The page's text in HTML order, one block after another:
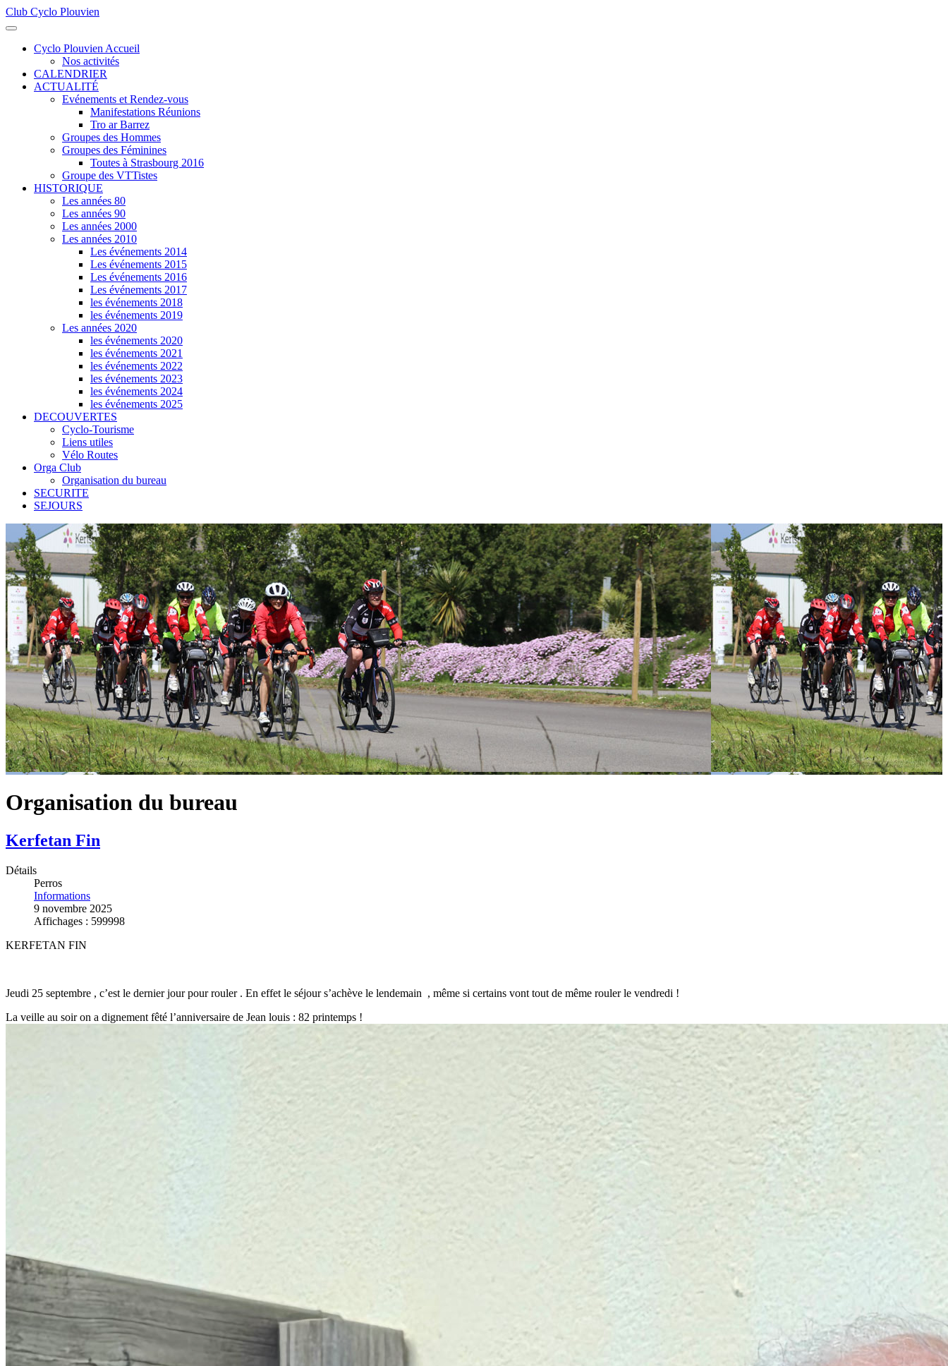
Club Cyclo Plouvien
Cyclo Plouvien Accueil
Nos activités
CALENDRIER
ACTUALITÉ
Evénements et Rendez-vous
Manifestations Réunions
Tro ar Barrez
Groupes des Hommes
Groupes des Féminines
Toutes à Strasbourg 2016
Groupe des VTTistes
HISTORIQUE
Les années 80
Les années 90
Les années 2000
Les années 2010
Les événements 2014
Les événements 2015
Les événements 2016
Les événements 2017
les événements 2018
les événements 2019
Les années 2020
les événements 2020
les événements 2021
les événements 2022
les événements 2023
les événements 2024
les événements 2025
DECOUVERTES
Cyclo-Tourisme
Liens utiles
Vélo Routes
Orga Club
Organisation du bureau
SECURITE
SEJOURS
Organisation du bureau
Kerfetan Fin
Détails
Perros
Informations
9 novembre 2025
Affichages : 599998
KERFETAN FIN
Jeudi 25 septembre , c’est le dernier jour pour rouler . En effet le séjour s’achève le lendemain , même si certains vont tout de même rouler le vendredi !
La veille au soir on a dignement fêté l’anniversaire de Jean louis : 82 printemps !
précédente
précédent
suivante
suivant